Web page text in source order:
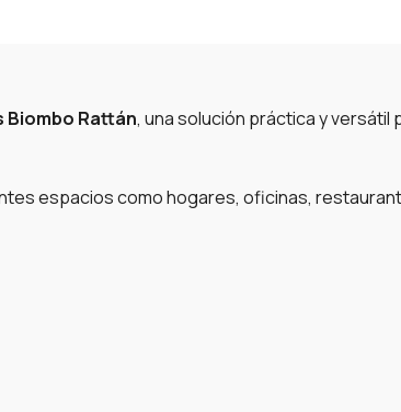
Biombo Rattán, una solución práctica y
espacios como hogares, oficinas,